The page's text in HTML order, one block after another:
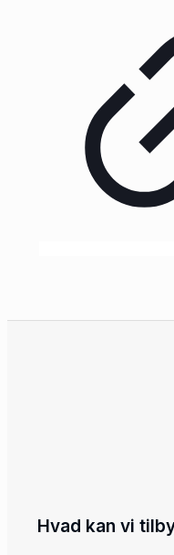
Hvad kan vi